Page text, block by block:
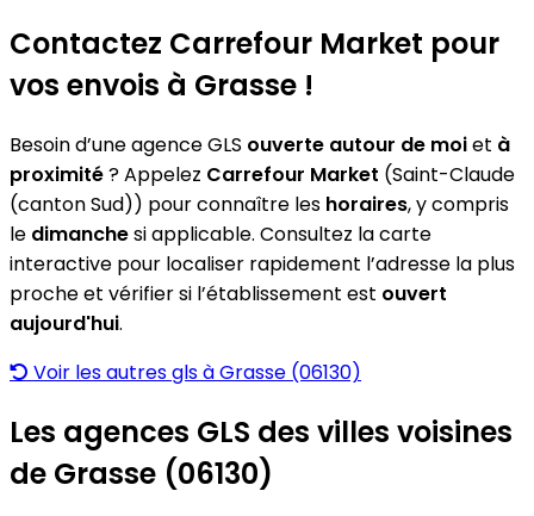
Contactez Carrefour Market pour
vos envois à Grasse !
Besoin d’une agence GLS ouverte autour de moiet à
proximité? Appelez Carrefour Market (Saint-Claude
(canton Sud)) pour connaître les horaires, y compris
le dimanchesi applicable. Consultez la carte
interactive pour localiser rapidement l’adresse la plus
proche et vérifier si l’établissement est ouvert
aujourd'hui.
Voir les autres gls à Grasse (06130)
Les agences GLS des villes voisines
de Grasse (06130)